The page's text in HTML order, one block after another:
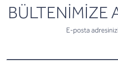
BÜLTENİMİZE
E-posta